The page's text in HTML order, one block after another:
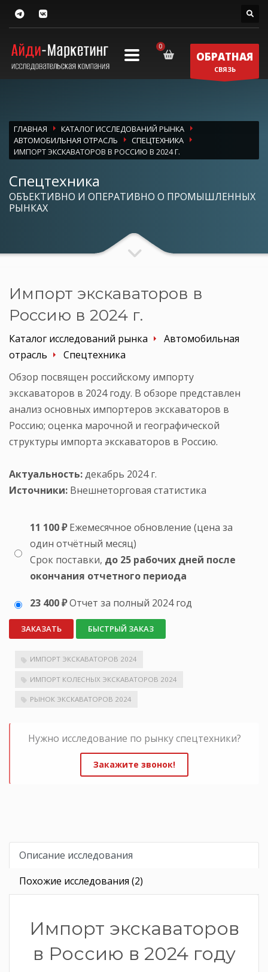
ОБРАТНАЯ
СВЯЗЬ
ГЛАВНАЯ
КАТАЛОГ ИССЛЕДОВАНИЙ РЫНКА
АВТОМОБИЛЬНАЯ ОТРАСЛЬ
СПЕЦТЕХНИКА
ИМПОРТ ЭКСКАВАТОРОВ В РОССИЮ В 2024 Г.
Спецтехника
ОБЪЕКТИВНО И ОПЕРАТИВНО О ПРОМЫШЛЕННЫХ
РЫНКАХ
Импорт экскаваторов в
Россию в 2024 г.
Каталог исследований рынка
Автомобильная
отрасль
Спецтехника
Обзор посвящен российскому импорту
экскаваторов в 2024 году. В обзоре представлен
анализ основных импортеров экскаваторов в
Россию; оценка марочной и географической
структуры импорта экскаваторов в Россию.
Актуальность:декабрь 2024 г.
Источники: Внешнеторговая статистика
11 100 ₽ Ежемесячное обновление (цена за
один отчётный месяц)
Срок поставки, до 25 рабочих дней после
окончания отчетного периода
23 400 ₽Отчет за полный 2024 год
ЗАКАЗАТЬ БЫСТРЫЙ ЗАКАЗ
ИМПОРТ ЭКСКАВАТОРОВ 2024
ИМПОРТ КОЛЕСНЫХ ЭКСКАВАТОРОВ 2024
РЫНОК ЭКСКАВАТОРОВ 2024
Нужно исследование по рынку спецтехники?
Закажите звонок!
Описание исследования
Похожие исследования (2)
Импорт экскаваторов
в Россию в 2024 году